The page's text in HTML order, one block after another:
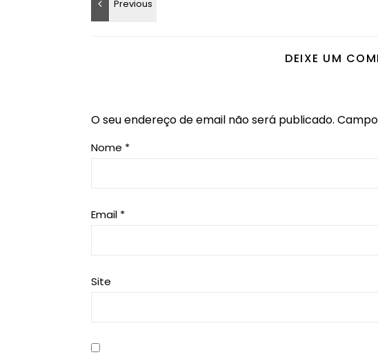
DEIXE UM
O seu endereço de email não será publicado.
Nome *
Email *
Site